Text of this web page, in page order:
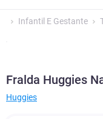
Infantil E Gestante
Fralda Huggies
Huggies